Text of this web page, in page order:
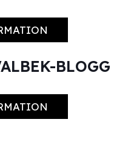
BLOGG